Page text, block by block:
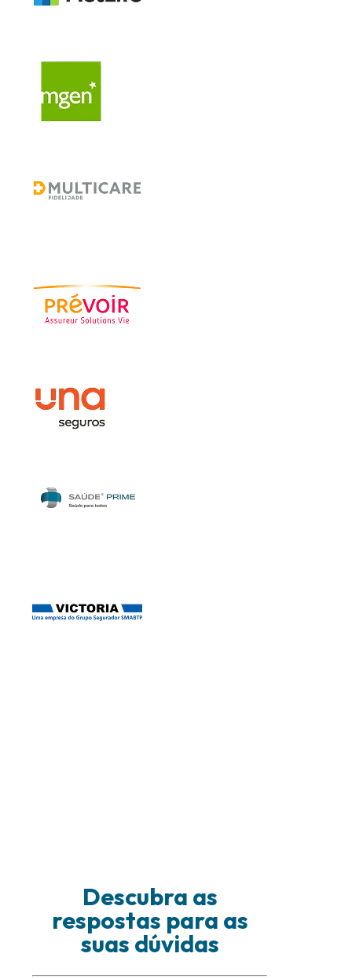
Descubra as
respostas para as
suas dúvidas